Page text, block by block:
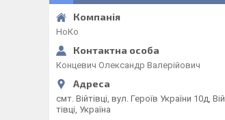
НоКо
Концевич Олександр Валерійович
смт. Війтівці, вул. Героїв України 10д, Вій
тівці, Україна